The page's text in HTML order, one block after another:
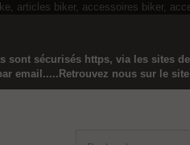
sont sécurisés https, via les sites
email.....Retrouvez nous sur le